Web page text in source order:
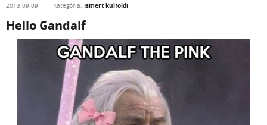
2013.09.09. Kategória: Ismert külföldi
Hello Gandalf